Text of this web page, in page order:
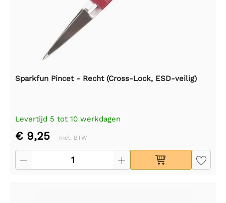
Sparkfun Pincet - Recht (Cross-Lock, ESD-veilig)
Levertijd 5 tot 10 werkdagen
€ 9,25 Incl. BTW